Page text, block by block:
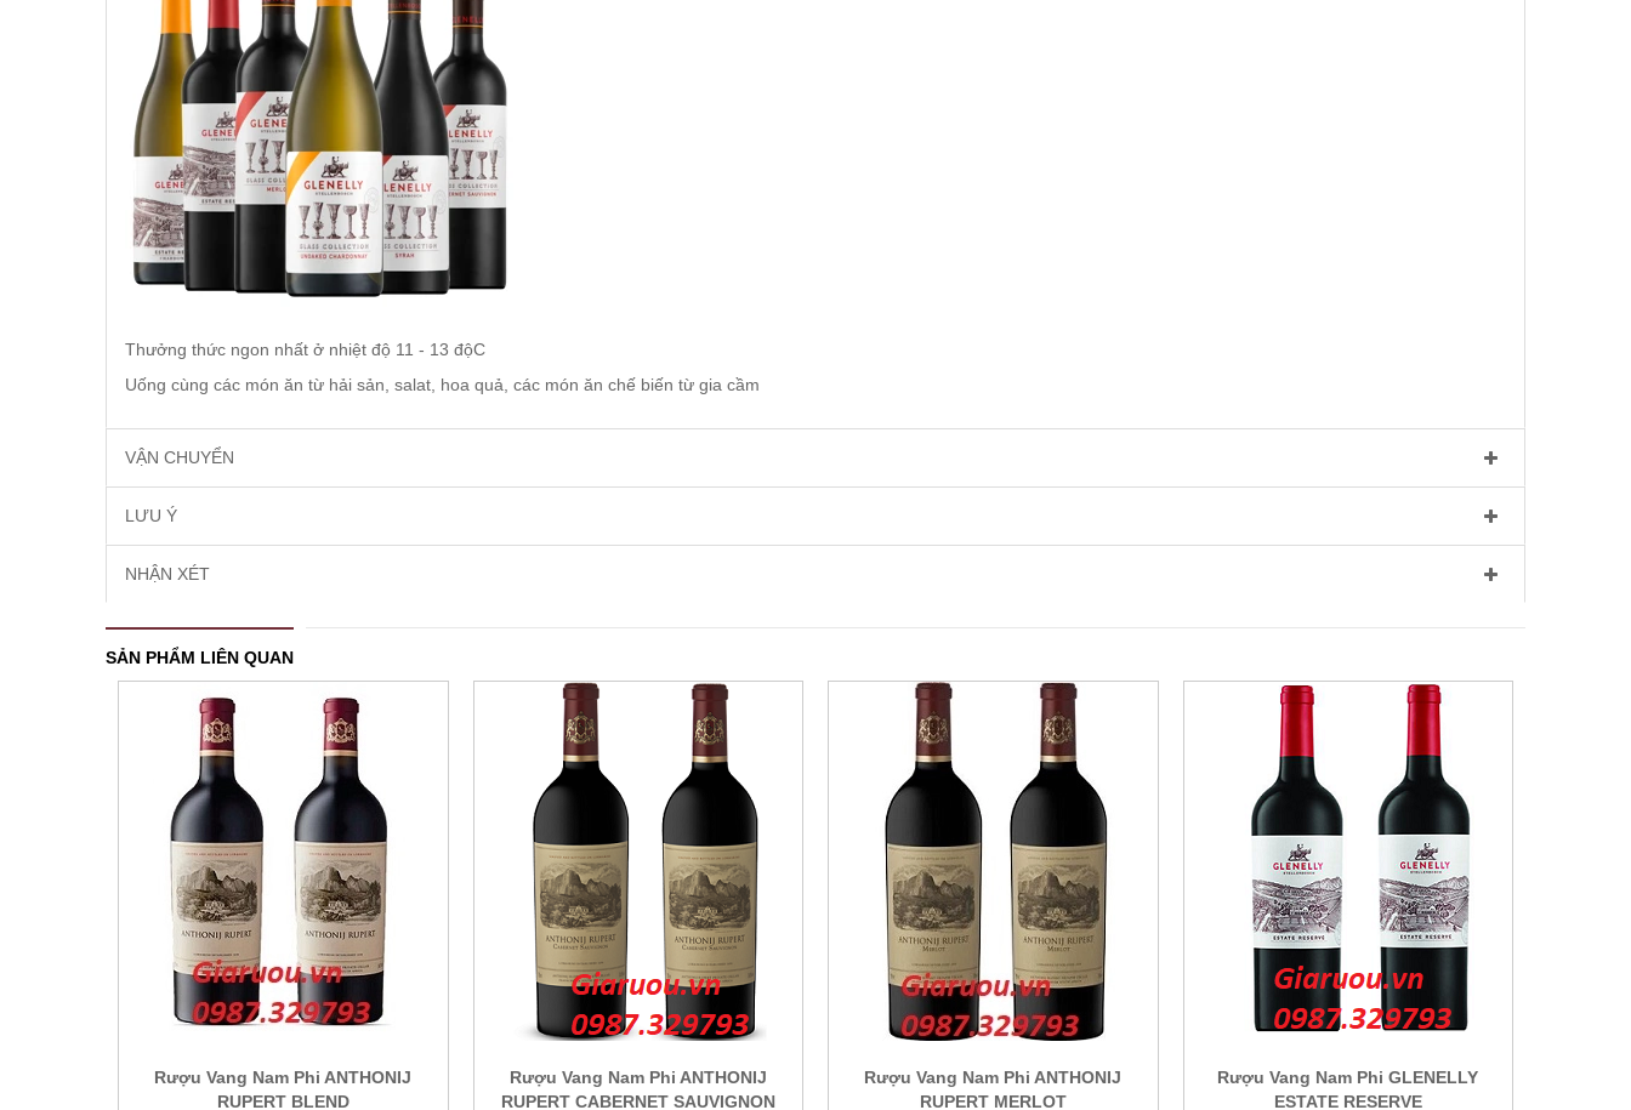
Rượu Vang BỒ ĐÀO NHA
RƯỢU VANG ROMANIA GIÁ
CỰC RẺ
RƯỢU VANG ĐỨC
Thưởng thức ngon nhất ở nhiệt độ 11 - 13 độC
Uống cùng các món ăn từ hải sản, salat, hoa quả, các món ăn chế biến từ gia cầm
VẬN CHUYỂN
LƯU Ý
NHẬN XÉT
SẢN PHẨM LIÊN QUAN
Rượu Vang Nam Phi ANTHONIJ
RUPERT BLEND
Rượu Vang Nam Phi ANTHONIJ
RUPERT CABERNET SAUVIGNON
Rượu Vang Nam Phi ANTHONIJ
RUPERT MERLOT
Rượu Vang Nam Phi GLENELLY
ESTATE RESERVE